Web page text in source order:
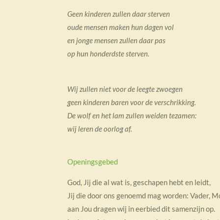
Geen kinderen zullen daar sterven
oude mensen maken hun dagen vol
en jonge mensen zullen daar pas
op hun honderdste sterven.
Wij zullen niet voor de leegte zwoegen
geen kinderen baren voor de verschrikking.
De wolf en het lam zullen weiden tezamen:
wij leren de oorlog af.
Openingsgebed
God, Jij die al wat is, geschapen hebt en leidt,
Jij die door ons genoemd mag worden: Vader,
aan Jou dragen wij in eerbied dit samenzijn op.